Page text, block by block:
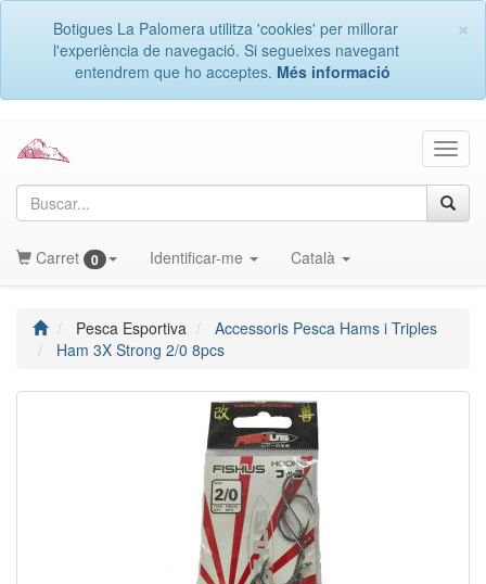
×
Botigues La Palomera utilitza 'cookies' per millorar
l'experiència de navegació. Si segueixes navegant
entendrem que ho acceptes. Més informació
Menú
Carret 0
Obrir/Tancar
Identificar-me
Obrir/Tancar
Català
Obrir/Tancar
Inici Pesca Esportiva
Accessoris Pesca Hams i Triples
Ham 3X Strong 2/0 8pcs